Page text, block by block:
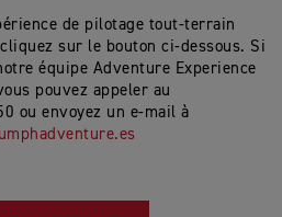
de pilotage tout-terrain
sur le bouton ci-dessous. Si
équipe Adventure Experience
pouvez appeler au
ou envoyez un e-mail à